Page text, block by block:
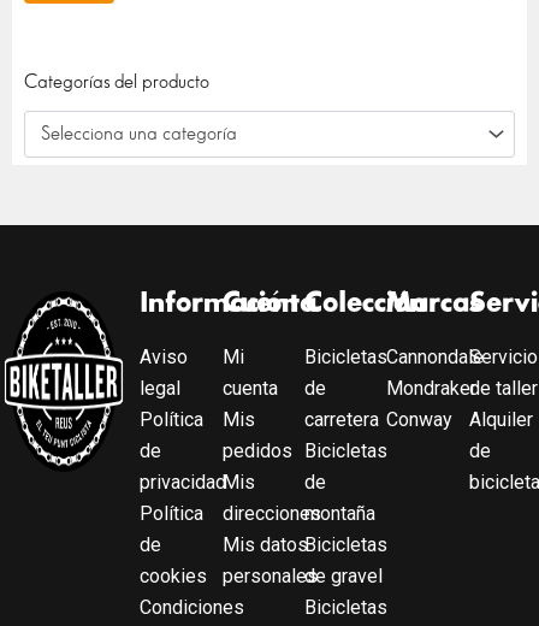
Categorías del producto
Selecciona una categoría
Información
Aviso
legal
Política
de
privacidad
Política
de
cookies
Condiciones
Cuenta
Mi
cuenta
Mis
pedidos
Mis
direcciones
Mis datos
personales
Colección
Bicicletas
de
carretera
Bicicletas
de
montaña
Bicicletas
de gravel
Bicicletas
Marcas
Cannondale
Mondraker
Conway
Servicio
de taller
Alquiler
de